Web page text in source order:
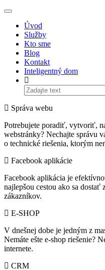
Úvod
Služby
Kto sme
Blog
Kontakt
Inteligentný dom
Správa webu
Potrebujete poradiť, vytvoriť,
webstránky? Nechajte správu
o technické riešenia, ktorým
Facebook aplikácie
Facebook aplikácia je
najlepšou cestou ako sa
zákazníkov.
E-SHOP
V dnešnej dobe je jedným z
Nemáte ešte e-shop riešenie?
internete.
CRM